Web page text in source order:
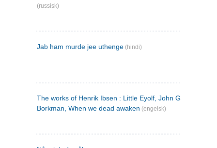
(russisk)
Jab ham murde jee uthenge (hindi)
The works of Henrik Ibsen : Little Eyolf, John Gabriel
Borkman, When we dead awaken (engelsk)